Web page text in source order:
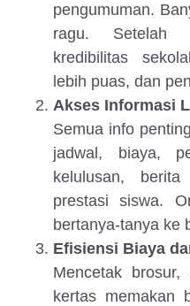
pengumuman.
ragu. Setelah
kredibilitas
lebih puas, dan
Akses Informasi
Semua info
jadwal, biaya,
kelulusan,
prestasi siswa.
bertanya-tanya ke
Efisiensi Biaya
Mencetak brosur,
kertas memakan